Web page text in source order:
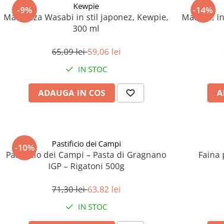
-9% Kewpie
Maioneza Wasabi in stil japonez, Kewpie,
300 ml
65,09 lei59,06 lei
IN STOC
ADAUGA IN COS
-14%
Maltitol,
-10% Pastificio dei Campi
Pastificio dei Campi – Pasta di Gragnano
IGP – Rigatoni 500g
71,30 lei63,82 lei
IN STOC
Faina